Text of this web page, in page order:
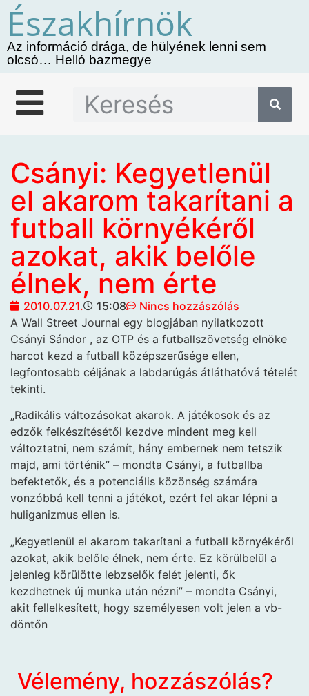
Északhírnök
Az információ drága, de hülyének lenni sem
olcsó… Helló bazmegye
Csányi: Kegyetlenül
el akarom takarítani a
futball környékéről
azokat, akik belőle
élnek, nem érte
2010.07.21. 15:08
Nincs hozzászólás
A Wall Street Journal egy blogjában nyilatkozott
Csányi Sándor , az OTP és a futballszövetség elnöke
harcot kezd a futball középszerűsége ellen,
legfontosabb céljának a labdarúgás átláthatóvá tételét
tekinti.
„Radikális változásokat akarok. A játékosok és az
edzők felkészítésétől kezdve mindent meg kell
változtatni, nem számít, hány embernek nem tetszik
majd, ami történik” – mondta Csányi, a futballba
befektetők, és a potenciális közönség számára
vonzóbbá kell tenni a játékot, ezért fel akar lépni a
huliganizmus ellen is.
„Kegyetlenül el akarom takarítani a futball környékéről
azokat, akik belőle élnek, nem érte. Ez körülbelül a
jelenleg körülötte lebzselők felét jelenti, ők
kezdhetnek új munka után nézni” – mondta Csányi,
akit fellelkesített, hogy személyesen volt jelen a vb-
döntőn
Vélemény, hozzászólás?